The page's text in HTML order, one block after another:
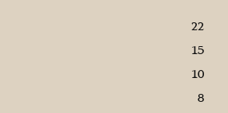
22
15
10
8